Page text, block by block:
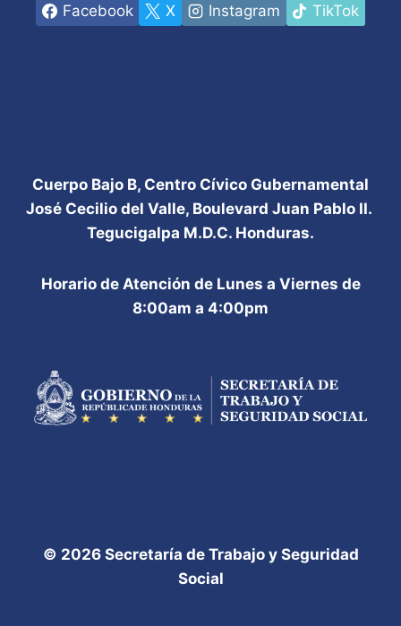
Facebook X Instagram TikTok
Cuerpo Bajo B, Centro Cívico Gubernamental
José Cecilio del Valle, Boulevard Juan Pablo II.
Tegucigalpa M.D.C. Honduras.
Horario de Atención de Lunes a Viernes de
8:00am a 4:00pm
© 2026 Secretaría de Trabajo y Seguridad
Social